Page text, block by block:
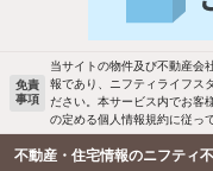
駐車場あり
洗濯機置場あり
エアコンあり
免責
事項
当サイトの物件及び不動産会
報であり、ニフティライフス
ださい。本サービス内でお客
の定める個人情報規約に従っ
不動産・住宅情報のニフティ